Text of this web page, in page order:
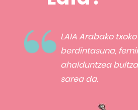
LAIA Arabako
berdintasuna,
ahalduntzea
sarea da.